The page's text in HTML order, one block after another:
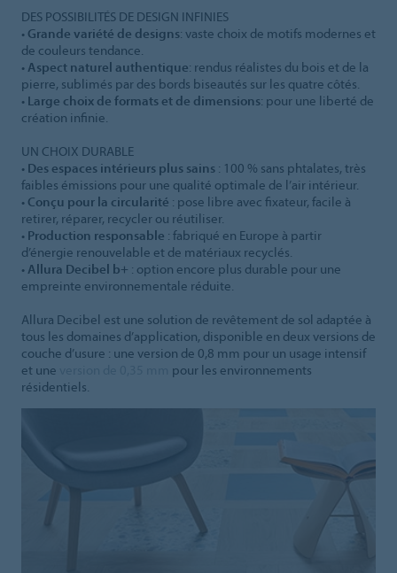
DES POSSIBILITÉS DE DESIGN INFINIES
• Grande variété de designs: vaste choix de motifs modernes et
de couleurs tendance.
• Aspect naturel authentique: rendus réalistes du bois et de la
pierre, sublimés par des bords biseautés sur les quatre côtés.
• Large choix de formats et de dimensions: pour une liberté de
création infinie.
UN CHOIX DURABLE
• Des espaces intérieurs plus sains : 100 % sans phtalates, très
faibles émissions pour une qualité optimale de l’air intérieur.
• Conçu pour la circularité : pose libre avec fixateur, facile à
retirer, réparer, recycler ou réutiliser.
• Production responsable : fabriqué en Europe à partir
d’énergie renouvelable et de matériaux recyclés.
• Allura Decibel b+ : option encore plus durable pour une
empreinte environnementale réduite.
Allura Decibel est une solution de revêtement de sol adaptée à
tous les domaines d’application, disponible en deux versions de
couche d’usure : une version de 0,8 mm pour un usage intensif
et une
pour les environnements
résidentiels.